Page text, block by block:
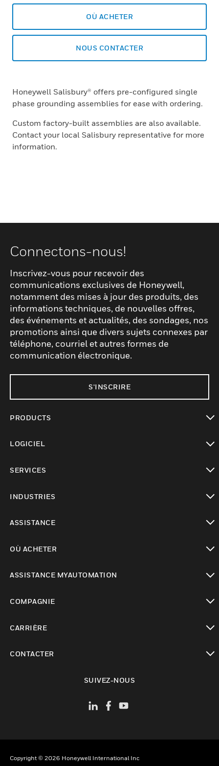
OÙ ACHETER
NOUS CONTACTER
Honeywell Salisbury® offers pre-configured single
phase grounding assemblies for ease with ordering.
Custom factory-built assemblies are also available.
Contact your local Salisbury representative for more
information.
Connectons-nous!
Inscrivez-vous pour recevoir des
communications exclusives de Honeywell,
notamment des mises à jour des produits, des
informations techniques, de nouvelles offres,
des événements et actualités, des sondages, nos
promotions ainsi que divers sujets connexes par
téléphone, courriel et autres formes de
communication électronique.
S'INSCRIRE
PRODUCTS
LOGICIEL
SERVICES
INDUSTRIES
ASSISTANCE
OÙ ACHETER
ASSISTANCE MYAUTOMATION
COMPAGNIE
CARRIÈRE
CONTACTER
SUIVEZ-NOUS
Copyright © 2026 Honeywell International Inc